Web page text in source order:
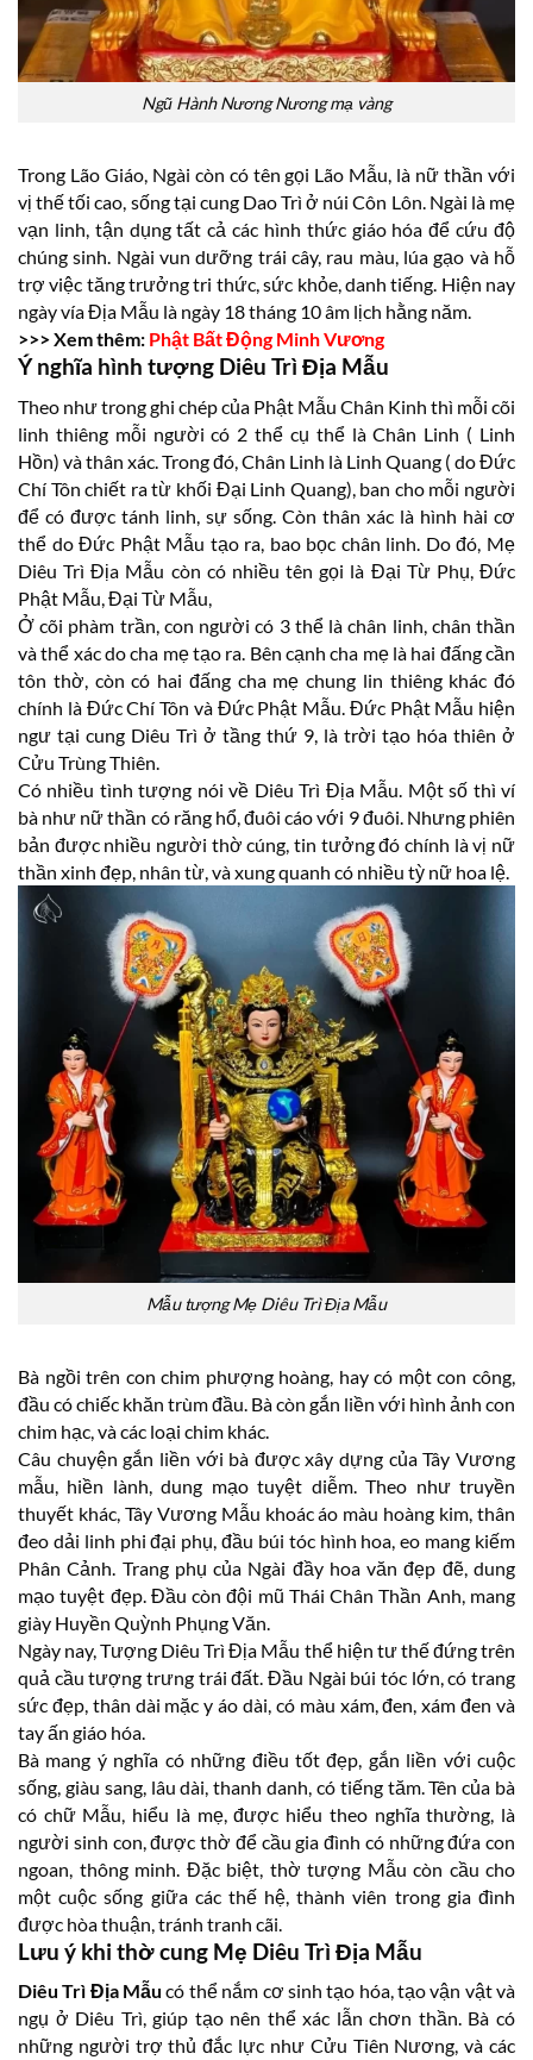
Ngũ Hành Nương Nương mạ vàng
Trong Lão Giáo, Ngài còn có tên gọi Lão Mẫu, là nữ thần với
vị thế tối cao, sống tại cung Dao Trì ở núi Côn Lôn. Ngài là mẹ
vạn linh, tận dụng tất cả các hình thức giáo hóa để cứu độ
chúng sinh. Ngài vun dưỡng trái cây, rau màu, lúa gạo và hỗ
trợ việc tăng trưởng tri thức, sức khỏe, danh tiếng. Hiện nay
ngày vía Địa Mẫu là ngày 18 tháng 10 âm lịch hằng năm.
>>> Xem thêm: Phật Bất Động Minh Vương
Ý nghĩa hình tượng Diêu Trì Địa Mẫu
Theo như trong ghi chép của Phật Mẫu Chân Kinh thì mỗi cõi
linh thiêng mỗi người có 2 thể cụ thể là Chân Linh ( Linh
Hồn) và thân xác. Trong đó, Chân Linh là Linh Quang ( do Đức
Chí Tôn chiết ra từ khối Đại Linh Quang), ban cho mỗi người
để có được tánh linh, sự sống. Còn thân xác là hình hài cơ
thể do Đức Phật Mẫu tạo ra, bao bọc chân linh. Do đó, Mẹ
Diêu Trì Địa Mẫu còn có nhiều tên gọi là Đại Từ Phụ, Đức
Phật Mẫu, Đại Từ Mẫu,
Ở cõi phàm trần, con người có 3 thể là chân linh, chân thần
và thể xác do cha mẹ tạo ra. Bên cạnh cha mẹ là hai đấng cần
tôn thờ, còn có hai đấng cha mẹ chung lin thiêng khác đó
chính là Đức Chí Tôn và Đức Phật Mẫu. Đức Phật Mẫu hiện
ngư tại cung Diêu Trì ở tầng thứ 9, là trời tạo hóa thiên ở
Cửu Trùng Thiên.
Có nhiều tình tượng nói về Diêu Trì Địa Mẫu. Một số thì ví
bà như nữ thần có răng hổ, đuôi cáo với 9 đuôi. Nhưng phiên
bản được nhiều người thờ cúng, tin tưởng đó chính là vị nữ
thần xinh đẹp, nhân từ, và xung quanh có nhiều tỳ nữ hoa lệ.
Mẫu tượng Mẹ Diêu Trì Địa Mẫu
Bà ngồi trên con chim phượng hoàng, hay có một con công,
đầu có chiếc khăn trùm đầu. Bà còn gắn liền với hình ảnh con
chim hạc, và các loại chim khác.
Câu chuyện gắn liền với bà được xây dựng của Tây Vương
mẫu, hiền lành, dung mạo tuyệt diễm. Theo như truyền
thuyết khác, Tây Vương Mẫu khoác áo màu hoàng kim, thân
đeo dải linh phi đại phụ, đầu búi tóc hình hoa, eo mang kiếm
Phân Cảnh. Trang phụ của Ngài đầy hoa văn đẹp đẽ, dung
mạo tuyệt đẹp. Đầu còn đội mũ Thái Chân Thần Anh, mang
giày Huyền Quỳnh Phụng Văn.
Ngày nay, Tượng Diêu Trì Địa Mẫu thể hiện tư thế đứng trên
quả cầu tượng trưng trái đất. Đầu Ngài búi tóc lớn, có trang
sức đẹp, thân dài mặc y áo dài, có màu xám, đen, xám đen và
tay ấn giáo hóa.
Bà mang ý nghĩa có những điều tốt đẹp, gắn liền với cuộc
sống, giàu sang, lâu dài, thanh danh, có tiếng tăm. Tên của bà
có chữ Mẫu, hiểu là mẹ, được hiểu theo nghĩa thường, là
người sinh con, được thờ để cầu gia đình có những đứa con
ngoan, thông minh. Đặc biệt, thờ tượng Mẫu còn cầu cho
một cuộc sống giữa các thế hệ, thành viên trong gia đình
được hòa thuận, tránh tranh cãi.
Lưu ý khi thờ cung Mẹ Diêu Trì Địa Mẫu
Diêu Trì Địa Mẫu có thể nắm cơ sinh tạo hóa, tạo vận vật và
ngụ ở Diêu Trì, giúp tạo nên thể xác lẫn chơn thần. Bà có
những người trợ thủ đắc lực như Cửu Tiên Nương, và các